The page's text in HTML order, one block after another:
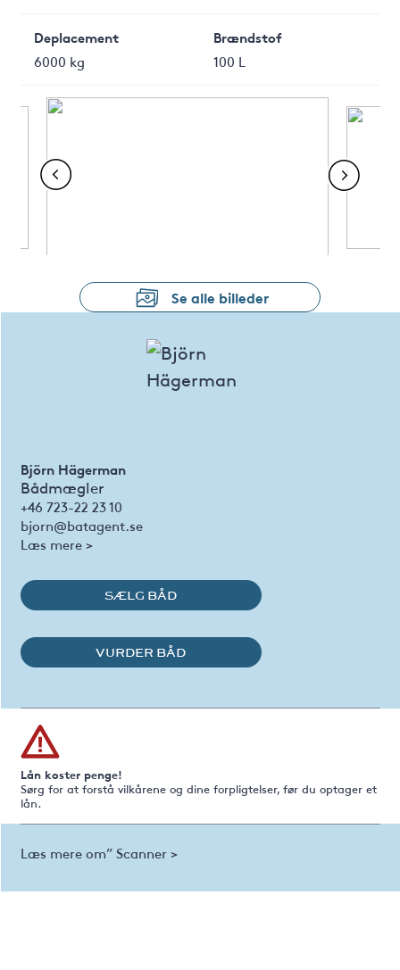
Deplacement
6000 kg
Brændstof
100 L
Se alle billeder
Björn Hägerman
Bådmægler
+46 723-22 23 10
bjorn@batagent.se
Læs mere >
SÆLG BÅD
VURDER BÅD
Lån koster penge!
Sørg for at forstå vilkårene og dine forpligtelser, før du optager et
lån.
Læs mere om” Scanner >